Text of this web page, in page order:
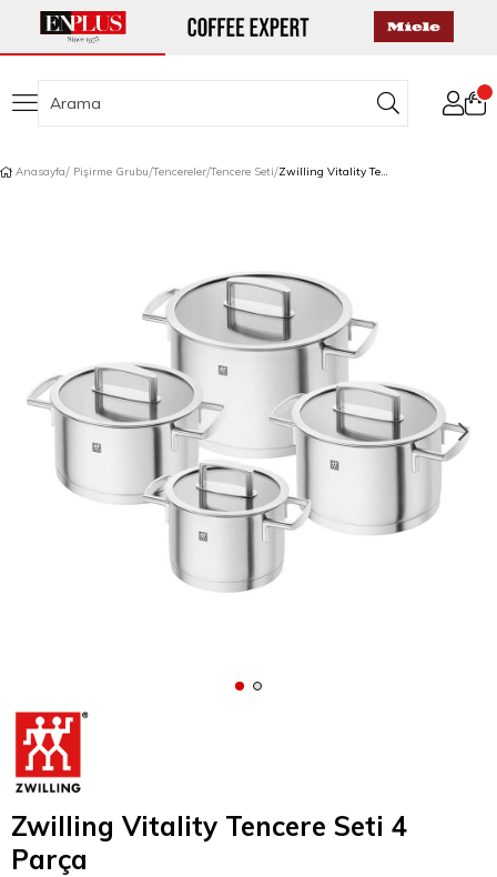
Anasayfa Pişirme Grubu Tencereler Tencere Seti Zwilling Vitality Tencere Seti 4 Parça
Zwilling Vitality Tencere Seti 4
Parça